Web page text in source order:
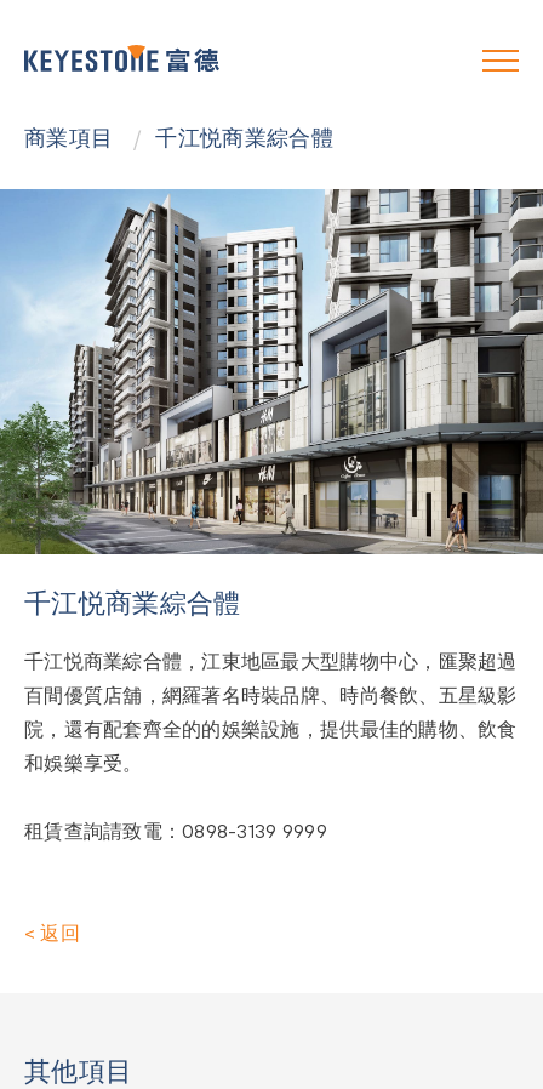
商業項目 / 千江悦商業綜合體
千江悦商業綜合體
千江悦商業綜合體，江東地區最大型購物中心，匯聚超過
百間優質店舖，網羅著名時裝品牌、時尚餐飲、五星級影
院，還有配套齊全的的娛樂設施，提供最佳的購物、飲食
和娛樂享受。
租賃查詢請致電：0898-3139 9999
< 返回
其他項目